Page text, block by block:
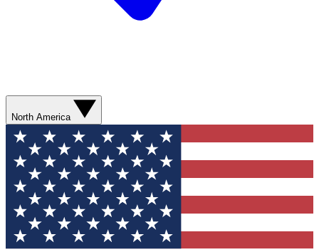
North America